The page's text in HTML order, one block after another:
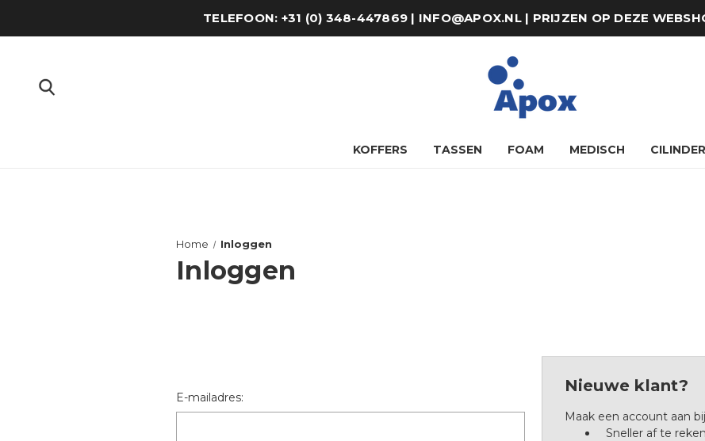
TELEFOON: +31 (0) 348-447869 | INFO@APOX.NL | PRIJZEN OP DEZE
KOFFERS TASSEN FOAM MEDISCH
Home Inloggen
Inloggen
E-mailadres:
Nieuwe klant?
Maak een account aan
Sneller af te